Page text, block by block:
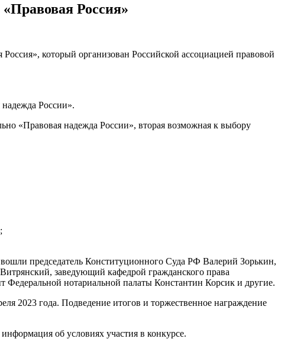
Россия»
который организован Российской ассоциацией правовой
России».
«Правовая надежда России», вторая возможная к выбору
председатель Конституционного Суда РФ Валерий Зорькин,
заведующий кафедрой гражданского права
Федеральной нотариальной палаты Константин Корсик и другие.
2023 года. Подведение итогов и торжественное награждение
об условиях участия в конкурсе.